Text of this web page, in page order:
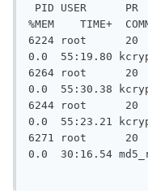
%MEM    TIME+
6224 root
0.0  55:19.80
6264 root
0.0  55:30.38
6244 root
0.0  55:23.21
6271 root
0.0  30:16.54